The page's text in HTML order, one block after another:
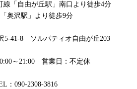
線「自由が丘駅」南口より徒歩4分
奥沢駅」より徒歩9分
5-41-8 ソルパティオ自由が丘203
～21:00 営業日：不定休
：090-2308-3816